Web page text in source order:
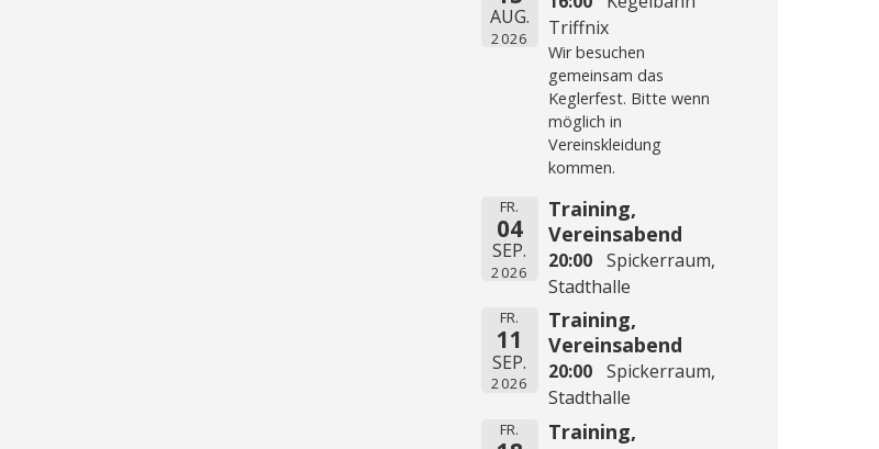
AUG.
2026
Triffnix
Wir besuchen
gemeinsam das
Keglerfest. Bitte wenn
möglich in
Vereinskleidung
kommen.
FR.
04
SEP.
2026
Training,
Vereinsabend
20:00 Spickerraum,
Stadthalle
FR.
11
SEP.
2026
Training,
Vereinsabend
20:00 Spickerraum,
Stadthalle
FR.
Training,